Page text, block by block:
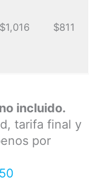
$1,016 $811
incluido.
tarifa final y
por